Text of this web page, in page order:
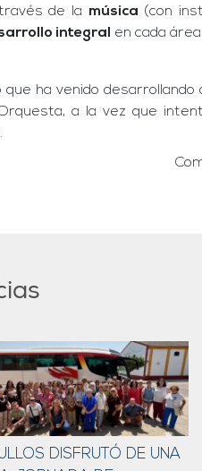
de la música (con
integral en cada
que ha venido
a la vez que
DISFRUTÓ DE UNA